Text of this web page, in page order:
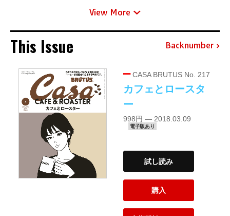
View More
This Issue Backnumber
CASA BRUTUS No. 217
カフェとロースタ
ー
998円 — 2018.03.09
電子版あり
試し読み
購入